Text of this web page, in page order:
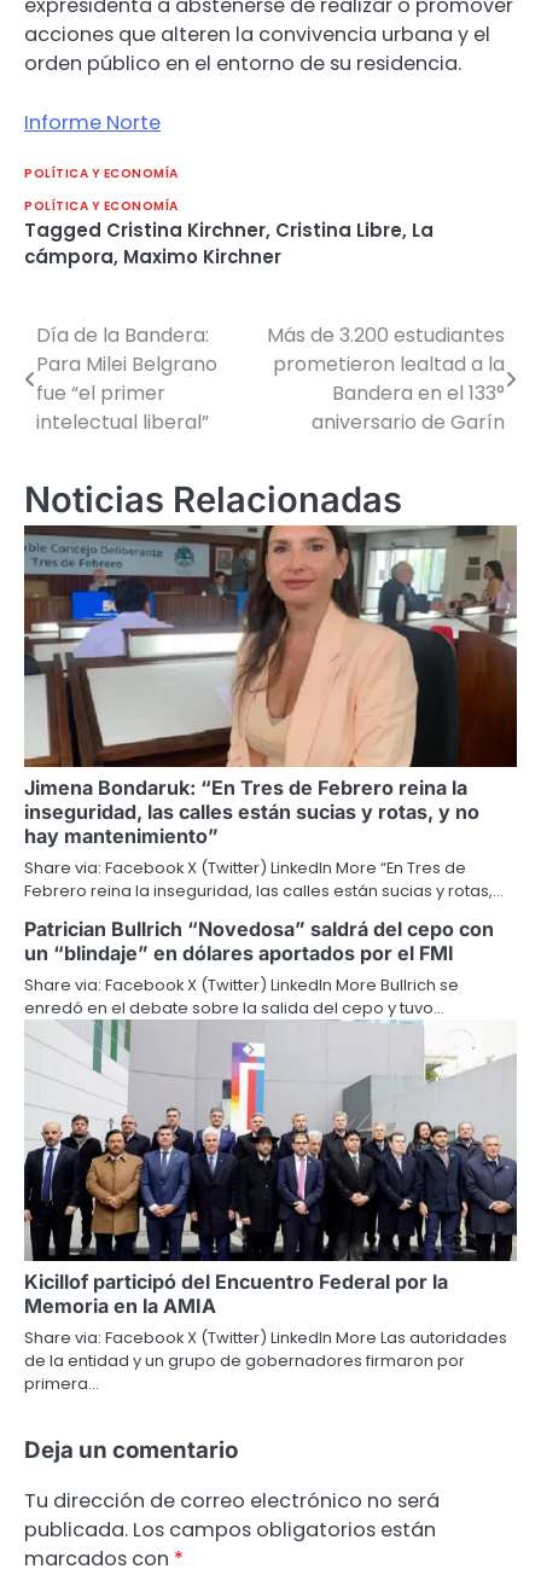
expresidenta a abstenerse de realizar o promover
acciones que alteren la convivencia urbana y el
orden público en el entorno de su residencia.
Informe Norte
POLÍTICA Y ECONOMÍA
POLÍTICA Y ECONOMÍA
Tagged Cristina Kirchner, Cristina Libre, La
cámpora, Maximo Kirchner
Navegación
de
entradas
Día de la Bandera:
Para Milei Belgrano
fue “el primer
intelectual liberal”
Más de 3.200 estudiantes
prometieron lealtad a la
Bandera en el 133°
aniversario de Garín
Noticias Relacionadas
Jimena Bondaruk: “En Tres de Febrero reina la
inseguridad, las calles están sucias y rotas, y no
hay mantenimiento”
Share via: Facebook X (Twitter) LinkedIn More “En Tres de
Febrero reina la inseguridad, las calles están sucias y rotas,…
Patrician Bullrich “Novedosa” saldrá del cepo con
un “blindaje” en dólares aportados por el FMI
Share via: Facebook X (Twitter) LinkedIn More Bullrich se
enredó en el debate sobre la salida del cepo y tuvo…
Kicillof participó del Encuentro Federal por la
Memoria en la AMIA
Share via: Facebook X (Twitter) LinkedIn More Las autoridades
de la entidad y un grupo de gobernadores firmaron por
primera…
Deja un comentario
Tu dirección de correo electrónico no será
publicada. Los campos obligatorios están
marcados con *